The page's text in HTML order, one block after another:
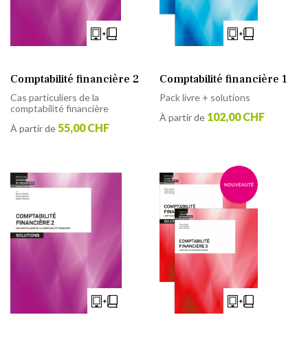
Comptabilité financière 2
Cas particuliers de la
comptabilité financière
À partir de 55,00 CHF
Comptabilité financière 1
Pack livre + solutions
À partir de 102,00 CHF